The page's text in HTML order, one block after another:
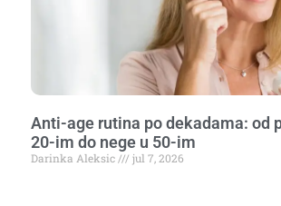
Anti-age rutina po dekadama: od
20-im do nege u 50-im
Darinka Aleksic jul 7, 2026